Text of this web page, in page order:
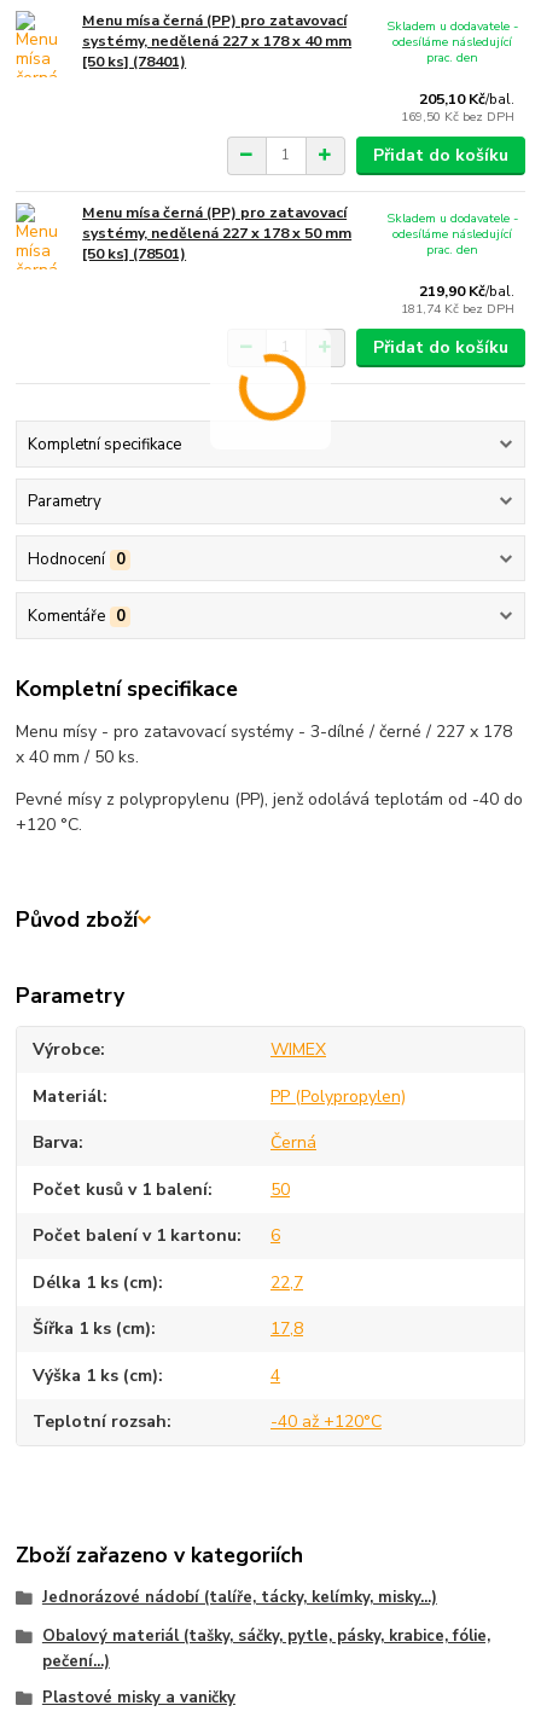
Menu mísa černá (PP) pro zatavovací
systémy, nedělená 227 x 178 x 40 mm
[50 ks] (78401)
205,10 Kč/bal.
169,50 Kč bez DPH
Skladem u dodavatele -
odesíláme následující
prac. den
Přidat do košíku
Menu mísa černá (PP) pro zatavovací
systémy, nedělená 227 x 178 x 50 mm
[50 ks] (78501)
219,90 Kč/bal.
181,74 Kč bez DPH
Skladem u dodavatele -
odesíláme následující
prac. den
Přidat do košíku
Kompletní specifikace
Parametry
Hodnocení 0
Komentáře 0
Kompletní specifikace
Menu mísy - pro zatavovací systémy - 3-dílné / černé / 227 x 178
x 40 mm / 50 ks.
Pevné mísy z polypropylenu (PP), jenž odolává teplotám od -40 do
+120 °C.
Původ zboží
Parametry
Výrobce WIMEX
Materiál PP (Polypropylen)
Barva Černá
Počet kusů v 1 balení 50
Počet balení v 1 kartonu 6
Délka 1 ks (cm) 22,7
Šířka 1 ks (cm) 17,8
Výška 1 ks (cm) 4
Teplotní rozsah -40 až +120°C
Zboží zařazeno v kategoriích
Jednorázové nádobí (talíře, tácky, kelímky, misky...)
Obalový materiál (tašky, sáčky, pytle, pásky, krabice, fólie,
pečení...)
Plastové misky a vaničky